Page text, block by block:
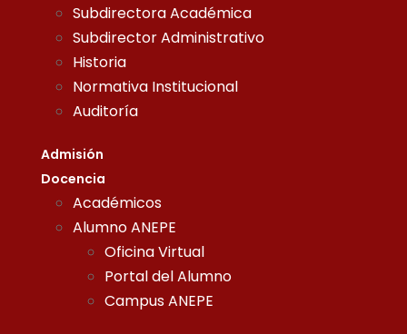
Subdirectora Académica
Subdirector Administrativo
Historia
Normativa Institucional
Auditoría
Admisión
Docencia
Académicos
Alumno ANEPE
Oficina Virtual
Portal del Alumno
Campus ANEPE